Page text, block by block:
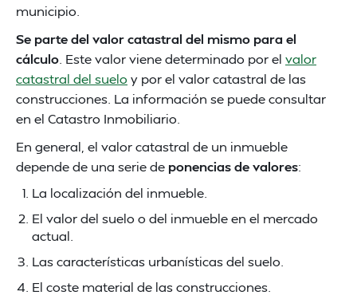
municipio.
Se parte del valor catastral del mismo para el
cálculo . Este valor viene determinado por el valor
catastral del suelo y por el valor catastral de las
construcciones. La información se puede consultar
en el Catastro Inmobiliario.
En general, el valor catastral de un inmueble
depende de una serie de ponencias de valores:
La localización del inmueble.
El valor del suelo o del inmueble en el mercado
actual.
Las características urbanísticas del suelo.
El coste material de las construcciones.